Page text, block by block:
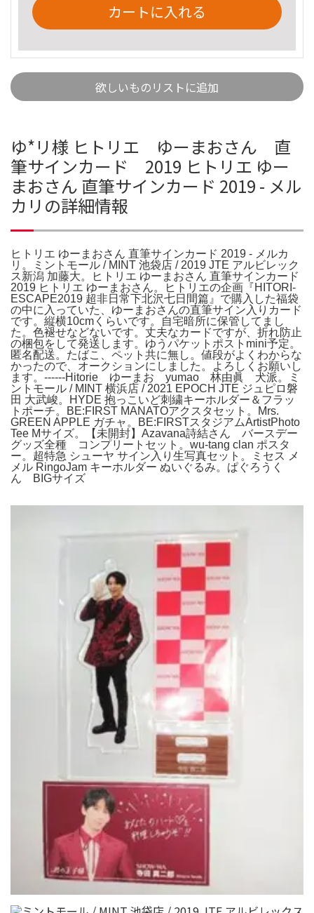
カートに入れる
欲しいものリストに追加
ゆ*リ様 ヒトリエ ゆーまおさん 直
筆サインカード 2019 ヒトリエ ゆー
まおさん 直筆サインカード 2019 - メル
カリの詳細情報
ヒトリエ ゆーまおさん 直筆サインカード 2019 - メルカ
リ。ミントモール / MINT 池袋店 / 2019 JTE アルビレック
ス新潟 加藤大。ヒトリエ ゆーまおさん 直筆サインカード
2019 ヒトリエ ゆーまおさん。ヒトリエの企画『HITORI-
ESCAPE2019 超非日常下北沢七日間篇』で購入した福袋
の中に入っていた、ゆーまおさんの直筆サイン入りカード
です。縦横10cmくらいです。自宅暗所に保管してまし
た。色褪せなどないです。丈夫なカードですが、折れ防止
の梱包をして発送します。ゆうパケットポストmini予定。
匿名配送。たばこ、ペット共に無し。値段がよくわからな
かったので、オークションにしました。よろしくお願いし
ます。------Hitorie ゆーまお yumao 林由眞 犬派。ミ
ントモール / MINT 横浜店 / 2021 EPOCH JTE ジュピロ磐
田 大武峻。HYDE 抱っこいど刺繍キーホルダー＆フラッ
トポーチ。BE:FIRST MANATOアクスタセット。Mrs.
GREEN APPLE ガチャ。BE:FIRSTスタジアムArtistPhoto
Tee Mサイズ。【未開封】Azavana詩結さん バースデー
グッズ全種 コンプリートセット。wu-tang clan ポスタ
ー。超特急 シューヤ サイン入り生写真セット。ミセス メ
メル RingoJam キーホルダー ぬいぐるみ。ぱぐろうく
ん BIGサイズ